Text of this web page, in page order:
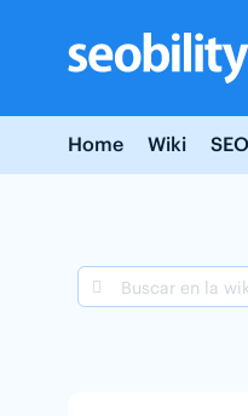
content
Home Wiki SEO